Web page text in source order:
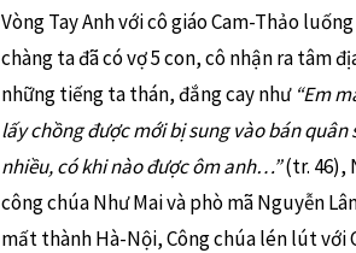
Vòng Tay Anh với cô giáo Cam-Thảo
chàng ta đã có vợ 5 con, cô nhận ra tâm
những tiếng ta thán, đắng cay như “Em
lấy chồng được mới bị sung vào bán
nhiều, có khi nào được ôm anh…”(tr. 46),
công chúa Như Mai và phò mã Nguyễn
mất thành Hà-Nội, Công chúa lén lút với